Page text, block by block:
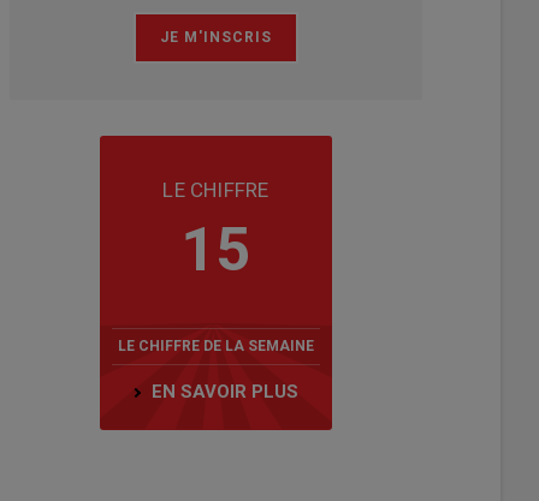
LE CHIFFRE
15
LE CHIFFRE DE LA SEMAINE
EN SAVOIR PLUS